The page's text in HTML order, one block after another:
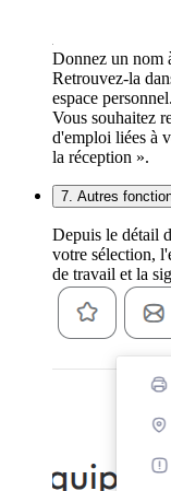
Donnez un nom
Retrouvez-la
espace personnel.
Vous souhaitez
d'emploi liées à
la réception ».
7. Autres
Depuis le détail
votre sélection,
de travail et la